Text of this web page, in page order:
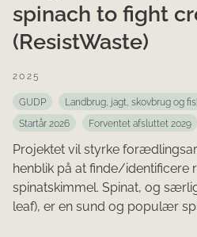
spinach to fight
(ResistWaste)
2025
GUDP Landbrug, jagt, skovbrug og
Startår 2026
Forventet afsluttet 2029
Projektet vil styrke
henblik på at finde/identificere
spinatskimmel. Spinat, og
leaf), er en sund og populær